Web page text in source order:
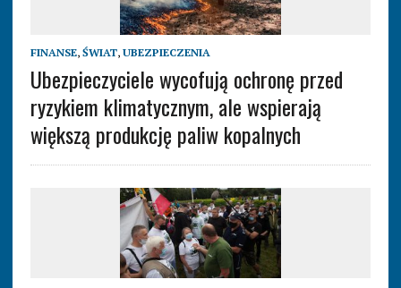
FINANSE, ŚWIAT, UBEZPIECZENIA
Ubezpieczyciele wycofują ochronę przed
ryzykiem klimatycznym, ale wspierają
większą produkcję paliw kopalnych